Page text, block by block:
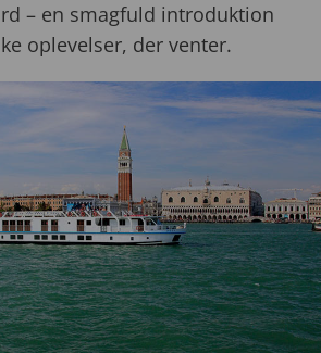
– en smagfuld introduktion
oplevelser, der venter.